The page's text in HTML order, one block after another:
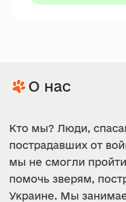
О нас
Кто мы? Люди,
пострадавших от
мы не смогли
помочь зверям,
Украине. Мы